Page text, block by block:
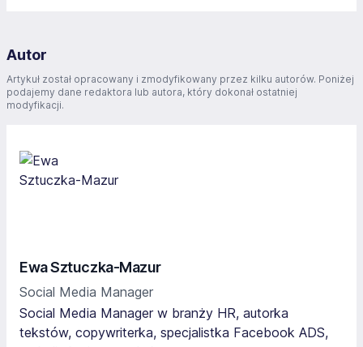
Autor
Artykuł został opracowany i zmodyfikowany przez kilku autorów. Poniżej
podajemy dane redaktora lub autora, który dokonał ostatniej
modyfikacji.
Ewa Sztuczka-Mazur
Social Media Manager
Social Media Manager w branży HR, autorka
tekstów, copywriterka, specjalistka Facebook ADS,